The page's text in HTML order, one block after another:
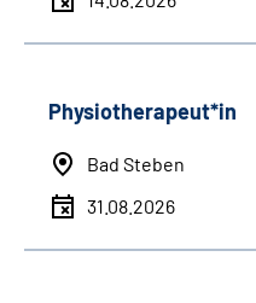
Physiotherapeut*in
Bad Steben
31.08.2026